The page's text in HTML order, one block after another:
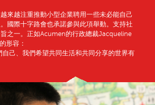
來越注重推動小型企業聘用一些未必能自己
國際十字路會也承諾參與此項舉動。支持社
之一。正如Acumen的行政總裁Jacqueline
形容：
自己、我們希望共同生活和共同分享的世界有